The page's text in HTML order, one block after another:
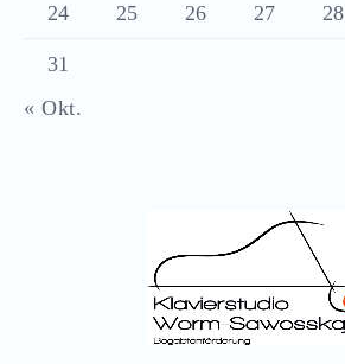
24 25 26 27 28
31
« Okt.